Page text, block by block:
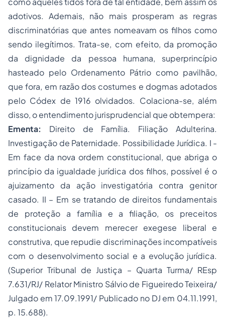
adotivos. Ademais, não mais prosperam as regras
discriminatórias que antes nomeavam os filhos como
sendo ilegítimos. Trata-se, com efeito, da promoção
da dignidade da pessoa humana, superprincípio
hasteado pelo Ordenamento Pátrio como pavilhão,
que fora, em razão dos costumes e dogmas adotados
pelo Códex de 1916 olvidados. Colaciona-se, além
disso, o entendimento jurisprudencial que obtempera:
Ementa: Direito de Família. Filiação Adulterina.
Investigação de Paternidade. Possibilidade Jurídica. I -
Em face da nova ordem constitucional, que abriga o
princípio da igualdade jurídica dos filhos, possível é o
ajuizamento da ação investigatória contra genitor
casado. II – Em se tratando de direitos fundamentais
de proteção a família e a filiação, os preceitos
constitucionais devem merecer exegese liberal e
construtiva, que repudie discriminações incompatíveis
com o desenvolvimento social e a evolução jurídica.
(Superior Tribunal de Justiça – Quarta Turma/ REsp
7.631/RJ/ Relator Ministro Sálvio de Figueiredo Teixeira/
Julgado em 17.09.1991/ Publicado no DJ em 04.11.1991,
p. 15.688).